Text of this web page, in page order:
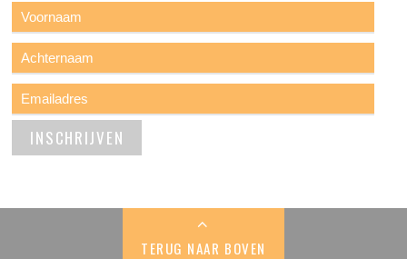
TERUG NAAR BOVEN